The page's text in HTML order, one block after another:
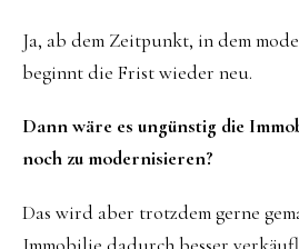
Ja, ab dem Zeitpunkt, in dem
beginnt die Frist wieder neu.
Dann wäre es ungünstig die
noch zu modernisieren?
Das wird aber trotzdem gerne